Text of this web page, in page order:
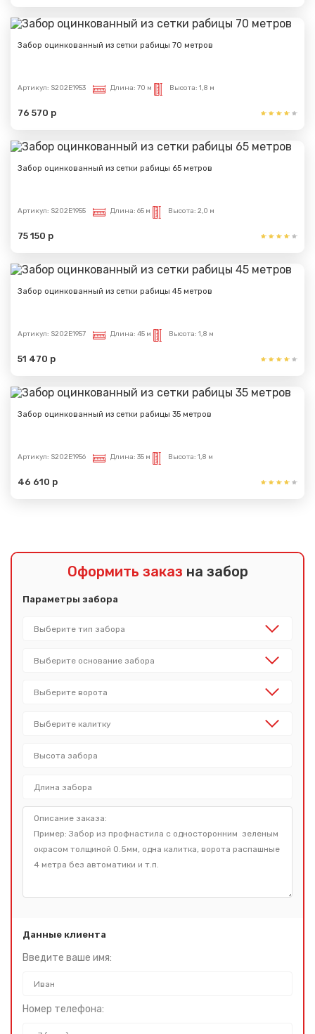
Забор оцинкованный из сетки рабицы 70 метров
Артикул: S202E1953 Длина: 70 м Высота: 1,8 м
76 570 р
Забор оцинкованный из сетки рабицы 65 метров
Артикул: S202E1955 Длина: 65 м Высота: 2,0 м
75 150 р
Забор оцинкованный из сетки рабицы 45 метров
Артикул: S202E1957 Длина: 45 м Высота: 1,8 м
51 470 р
Забор оцинкованный из сетки рабицы 35 метров
Артикул: S202E1956 Длина: 35 м Высота: 1,8 м
46 610 р
Оформить заказ на забор
Параметры забора
Данные клиента
Введите ваше имя:
Номер телефона:
Вами.